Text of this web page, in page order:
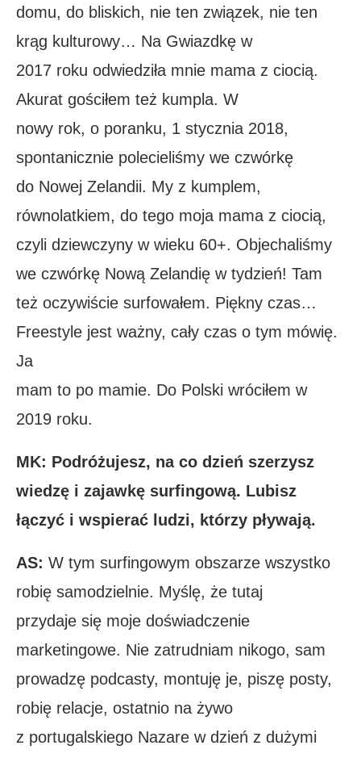
domu, do bliskich, nie ten związek, nie ten
krąg kulturowy… Na Gwiazdkę w
2017 roku odwiedziła mnie mama z ciocią.
Akurat gościłem też kumpla. W
nowy rok, o poranku, 1 stycznia 2018,
spontanicznie polecieliśmy we czwórkę
do Nowej Zelandii. My z kumplem,
równolatkiem, do tego moja mama z ciocią,
czyli dziewczyny w wieku 60+. Objechaliśmy
we czwórkę Nową Zelandię w tydzień! Tam
też oczywiście surfowałem. Piękny czas…
Freestyle jest ważny, cały czas o tym mówię.
Ja
mam to po mamie. Do Polski wróciłem w
2019 roku.
MK: Podróżujesz, na co dzień szerzysz
wiedzę i zajawkę surfingową. Lubisz
łączyć i wspierać ludzi, którzy pływają.
AS: W tym surfingowym obszarze wszystko
robię samodzielnie. Myślę, że tutaj
przydaje się moje doświadczenie
marketingowe. Nie zatrudniam nikogo, sam
prowadzę podcasty, montuję je, piszę posty,
robię relacje, ostatnio na żywo
z portugalskiego Nazare w dzień z dużymi